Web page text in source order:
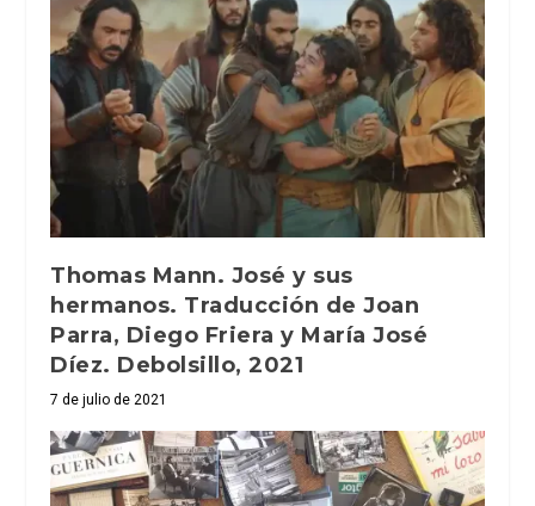
Thomas Mann. José y sus
hermanos. Traducción de Joan
Parra, Diego Friera y María José
Díez. Debolsillo, 2021
7 de julio de 2021